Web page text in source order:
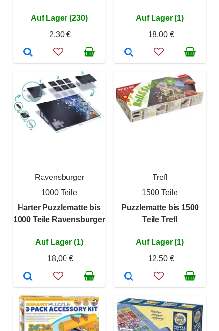
Auf Lager (230)
2,30 €
Auf Lager (1)
18,00 €
Ravensburger
1000 Teile
Harter Puzzlematte bis
1000 Teile Ravensburger
Auf Lager (1)
18,00 €
Trefl
1500 Teile
Puzzlematte bis 1500
Teile Trefl
Auf Lager (1)
12,50 €